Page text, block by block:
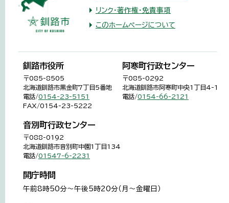
リンク・著作権・免責事項
このホームページについて
釧路市役所
〒085-8505
北海道釧路市黒金町7丁目5番地
電話/0154-23-5151
FAX/0154-23-5222
阿寒町行政センター
〒085-0292
北海道釧路市阿寒町中央1丁目4-1
電話/0154-66-2121
音別町行政センター
〒088-0192
北海道釧路市音別町中園1丁目134
電話/01547-6-2231
開庁時間
午前8時50分～午後5時20分（月～金曜日）